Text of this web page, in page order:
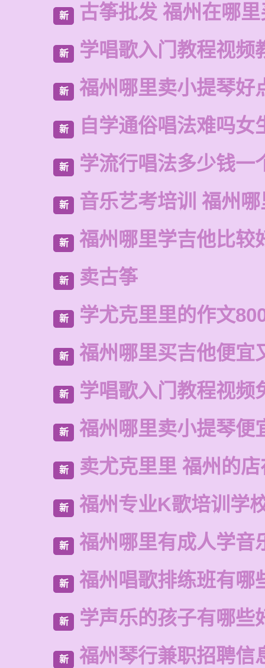
新 古筝批发 福州在哪
新 学唱歌入门教程视频
新 福州哪里卖小提琴好
新 自学通俗唱法难吗女
新 学流行唱法多少钱一
新 音乐艺考培训 福州
新 福州哪里学吉他比较
新 卖古筝
新 学尤克里里的作文
新 福州哪里买吉他便宜
新 学唱歌入门教程视频
新 福州哪里卖小提琴便
新 卖尤克里里 福州的
新 福州专业K歌培训学
新 福州哪里有成人学音
新 福州唱歌排练班有哪
新 学声乐的孩子有哪些
新 福州琴行兼职招聘信